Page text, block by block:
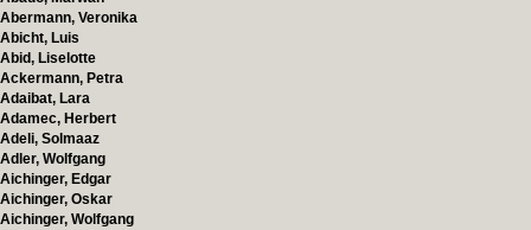
Abermann, Veronika
Abicht, Luis
Abid, Liselotte
Ackermann, Petra
Adaibat, Lara
Adamec, Herbert
Adeli, Solmaaz
Adler, Wolfgang
Aichinger, Edgar
Aichinger, Oskar
Aichinger, Wolfgang